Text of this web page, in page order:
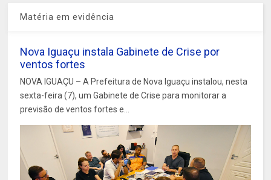
Matéria em evidência
Nova Iguaçu instala Gabinete de Crise por
ventos fortes
NOVA IGUAÇU – A Prefeitura de Nova Iguaçu instalou, nesta
sexta-feira (7), um Gabinete de Crise para monitorar a
previsão de ventos fortes e...